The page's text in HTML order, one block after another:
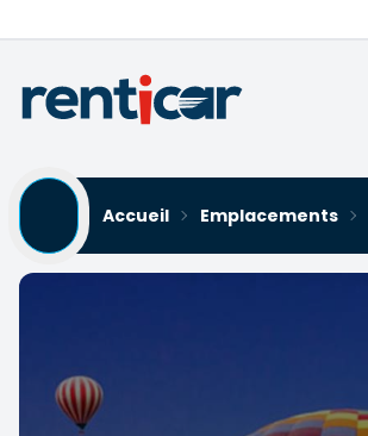
Accueil
Emplacements